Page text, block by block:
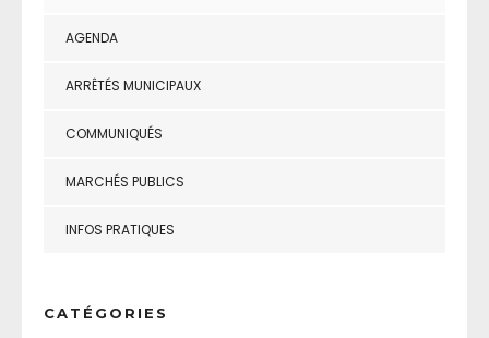
AGENDA
ARRÊTÉS MUNICIPAUX
COMMUNIQUÉS
MARCHÉS PUBLICS
INFOS PRATIQUES
CATÉGORIES